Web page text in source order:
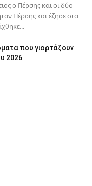
ο Πέρσης και οι δύο
Πέρσης και έζησε στα
που γιορτάζουν
2026